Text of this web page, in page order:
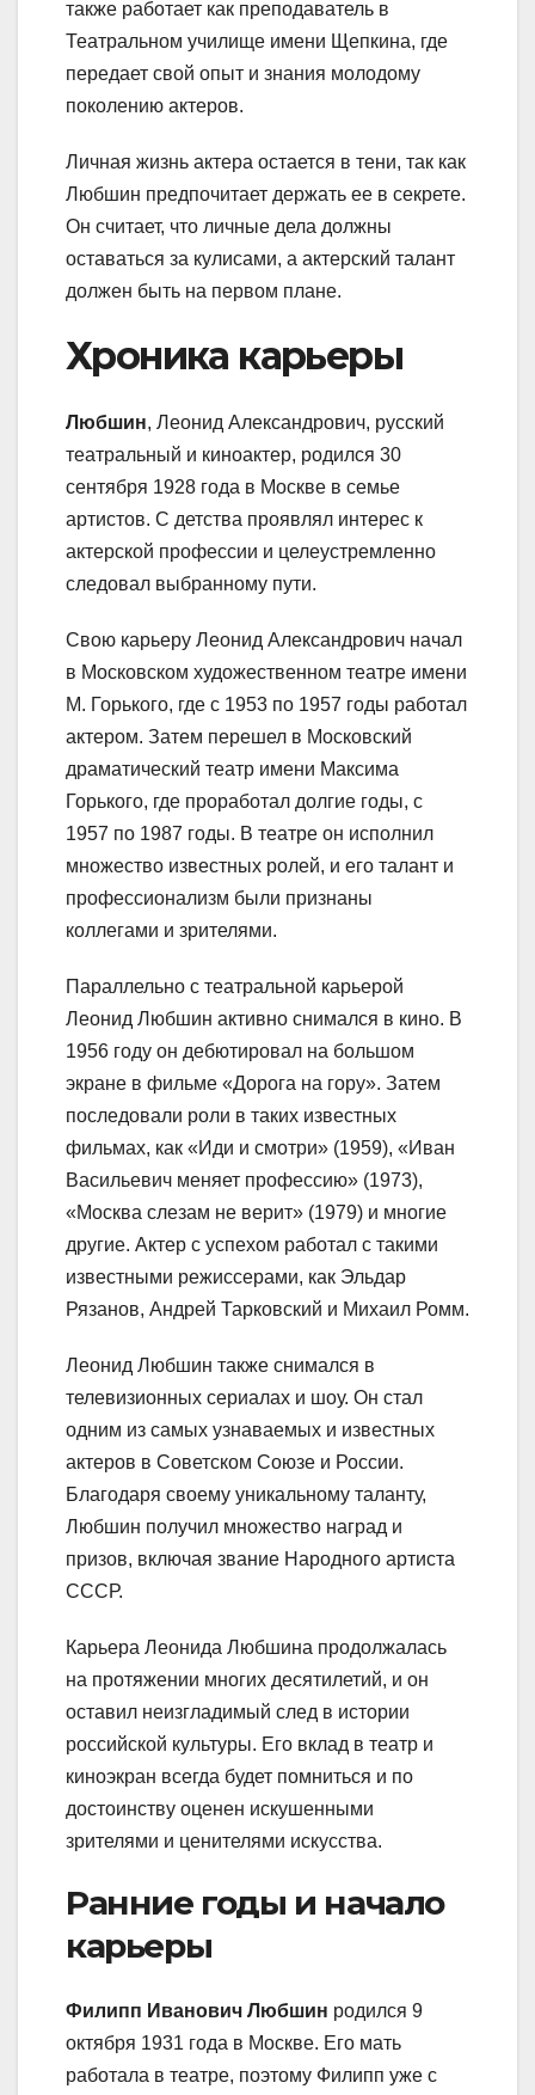
также работает как преподаватель в
Театральном училище имени Щепкина, где
передает свой опыт и знания молодому
поколению актеров.
Личная жизнь актера остается в тени, так как
Любшин предпочитает держать ее в секрете.
Он считает, что личные дела должны
оставаться за кулисами, а актерский талант
должен быть на первом плане.
Хроника карьеры
Любшин, Леонид Александрович, русский
театральный и киноактер, родился 30
сентября 1928 года в Москве в семье
артистов. С детства проявлял интерес к
актерской профессии и целеустремленно
следовал выбранному пути.
Свою карьеру Леонид Александрович начал
в Московском художественном театре имени
М. Горького, где с 1953 по 1957 годы работал
актером. Затем перешел в Московский
драматический театр имени Максима
Горького, где проработал долгие годы, с
1957 по 1987 годы. В театре он исполнил
множество известных ролей, и его талант и
профессионализм были признаны
коллегами и зрителями.
Параллельно с театральной карьерой
Леонид Любшин активно снимался в кино. В
1956 году он дебютировал на большом
экране в фильме «Дорога на гору». Затем
последовали роли в таких известных
фильмах, как «Иди и смотри» (1959), «Иван
Васильевич меняет профессию» (1973),
«Москва слезам не верит» (1979) и многие
другие. Актер с успехом работал с такими
известными режиссерами, как Эльдар
Рязанов, Андрей Тарковский и Михаил Ромм.
Леонид Любшин также снимался в
телевизионных сериалах и шоу. Он стал
одним из самых узнаваемых и известных
актеров в Советском Союзе и России.
Благодаря своему уникальному таланту,
Любшин получил множество наград и
призов, включая звание Народного артиста
СССР.
Карьера Леонида Любшина продолжалась
на протяжении многих десятилетий, и он
оставил неизгладимый след в истории
российской культуры. Его вклад в театр и
киноэкран всегда будет помниться и по
достоинству оценен искушенными
зрителями и ценителями искусства.
Ранние годы и начало
карьеры
Филипп Иванович Любшин родился 9
октября 1931 года в Москве. Его мать
работала в театре, поэтому Филипп уже с